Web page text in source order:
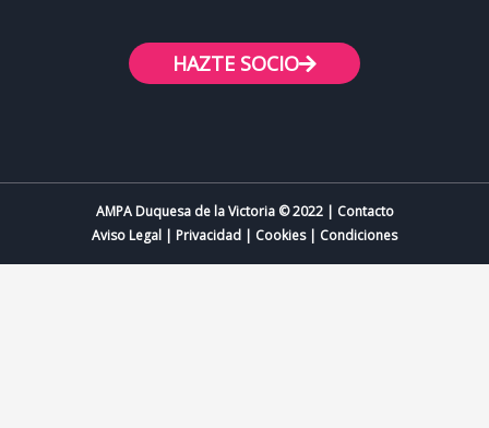
HAZTE SOCIO
AMPA Duquesa de la Victoria © 2022 | Contacto
Aviso Legal | Privacidad | Cookies| Condiciones